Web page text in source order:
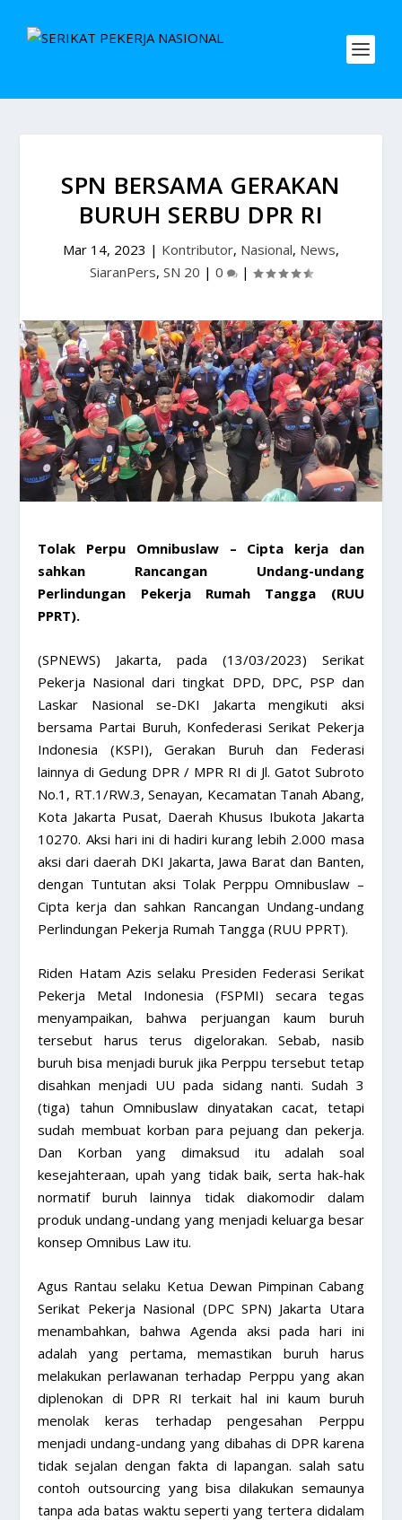
SPN BERSAMA GERAKAN
BURUH SERBU DPR RI
Mar 14, 2023 | Kontributor, Nasional, News,
SiaranPers, SN 20 | 0 |
Tolak Perpu Omnibuslaw – Cipta kerja dan
sahkan Rancangan Undang-undang
Perlindungan Pekerja Rumah Tangga (RUU
PPRT).
(SPNEWS) Jakarta, pada (13/03/2023) Serikat
Pekerja Nasional dari tingkat DPD, DPC, PSP dan
Laskar Nasional se-DKI Jakarta mengikuti aksi
bersama Partai Buruh, Konfederasi Serikat Pekerja
Indonesia (KSPI), Gerakan Buruh dan Federasi
lainnya di Gedung DPR / MPR RI di Jl. Gatot Subroto
No.1, RT.1/RW.3, Senayan, Kecamatan Tanah Abang,
Kota Jakarta Pusat, Daerah Khusus Ibukota Jakarta
10270. Aksi hari ini di hadiri kurang lebih 2.000 masa
aksi dari daerah DKI Jakarta, Jawa Barat dan Banten,
dengan Tuntutan aksi Tolak Perppu Omnibuslaw –
Cipta kerja dan sahkan Rancangan Undang-undang
Perlindungan Pekerja Rumah Tangga (RUU PPRT).
Riden Hatam Azis selaku Presiden Federasi Serikat
Pekerja Metal Indonesia (FSPMI) secara tegas
menyampaikan, bahwa perjuangan kaum buruh
tersebut harus terus digelorakan. Sebab, nasib
buruh bisa menjadi buruk jika Perppu tersebut tetap
disahkan menjadi UU pada sidang nanti. Sudah 3
(tiga) tahun Omnibuslaw dinyatakan cacat, tetapi
sudah membuat korban para pejuang dan pekerja.
Dan Korban yang dimaksud itu adalah soal
kesejahteraan, upah yang tidak baik, serta hak-hak
normatif buruh lainnya tidak diakomodir dalam
produk undang-undang yang menjadi keluarga besar
konsep Omnibus Law itu.
Agus Rantau selaku Ketua Dewan Pimpinan Cabang
Serikat Pekerja Nasional (DPC SPN) Jakarta Utara
menambahkan, bahwa Agenda aksi pada hari ini
adalah yang pertama, memastikan buruh harus
melakukan perlawanan terhadap Perppu yang akan
diplenokan di DPR RI terkait hal ini kaum buruh
menolak keras terhadap pengesahan Perppu
menjadi undang-undang yang dibahas di DPR karena
tidak sejalan dengan fakta di lapangan. salah satu
contoh outsourcing yang bisa dilakukan semaunya
tanpa ada batas waktu seperti yang tertera didalam